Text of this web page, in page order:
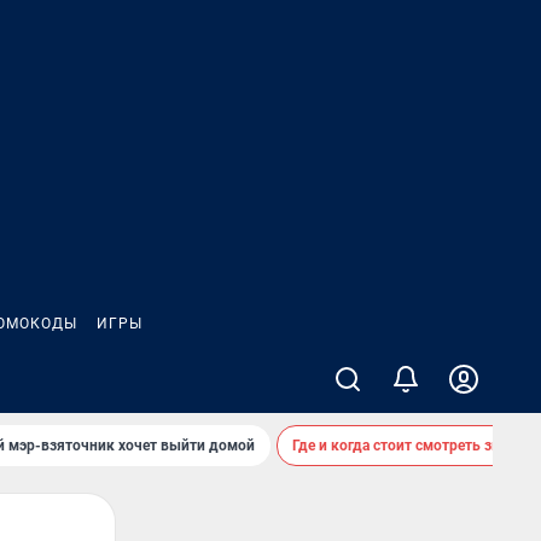
ИГРЫ
мэр-взяточник хочет выйти домой Где и когда стоит смотреть